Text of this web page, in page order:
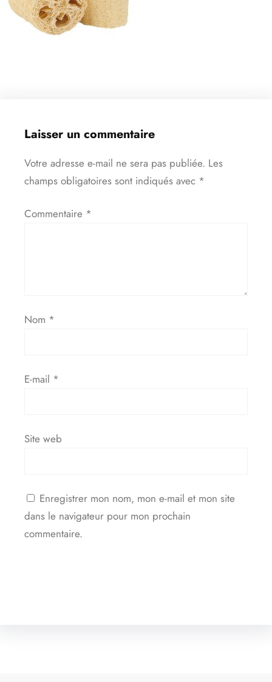
Laisser un commentaire
Votre adresse e-mail ne sera pas publiée. Les
champs obligatoires sont indiqués avec *
Commentaire *
Nom *
E-mail *
Site web
Enregistrer mon nom, mon e-mail et mon site
dans le navigateur pour mon prochain
commentaire.